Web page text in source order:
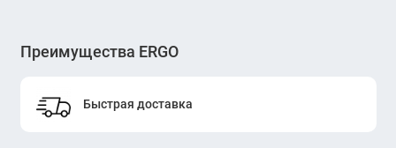
Преимущества ERGO
Быстрая доставка